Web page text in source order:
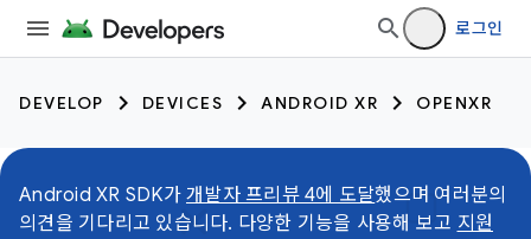
로그인
DEVELOP DEVICES ANDROID XR OPENXR
Android XR SDK가 개발자 프리뷰 4에 도달했으며 여러분의
의견을 기다리고 있습니다. 다양한 기능을 사용해 보고 지원